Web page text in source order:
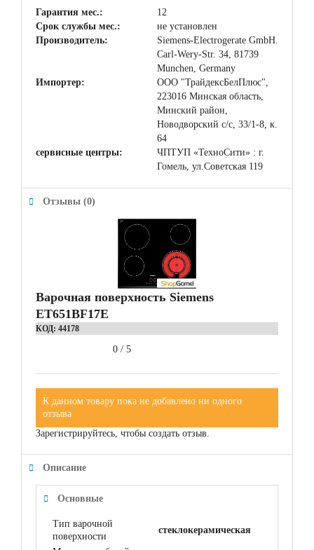
Гарантия мес.:
12
Срок службы мес.:
не установлен
Производитель:
Siemens-Electrogerate GmbH.
Carl-Wery-Str. 34, 81739
Munchen, Germany
Импортер:
ООО "ТрайдексБелПлюс",
223016 Минская область,
Минский район,
Новодворский с/с, 33/1-8, к.
64
сервисные центры:
ЧПТУП «ТехноСити» : г.
Гомель, ул.Советская 119
Отзывы (0)
Варочная поверхность Siemens
ET651BF17E
КОД: 44178
0 / 5
К данном товару пока не добавлено ни одного
отзыва
Зарегистрируйтесь, чтобы создать отзыв.
Описание
Основные
Тип варочной
поверхности
стеклокерамическая